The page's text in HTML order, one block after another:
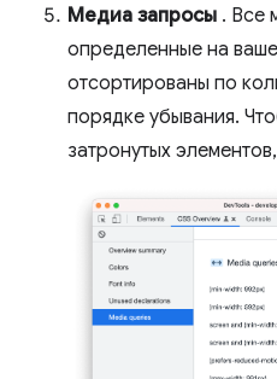
Медиа запросы . Все
определенные на
отсортированы по
порядке убывания.
затронутых